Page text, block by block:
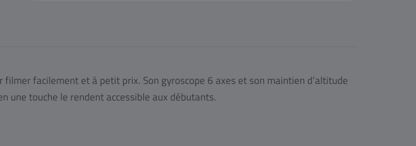
facilement et à petit prix. Son gyroscope 6 axes et son maintien d’altitude
une touche le rendent accessible aux débutants.